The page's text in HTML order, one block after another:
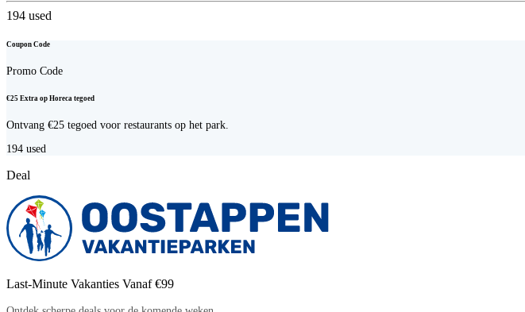
194 used
Coupon Code
Promo Code
€25 Extra op Horeca tegoed
Ontvang €25 tegoed voor restaurants op het park.
194 used
Deal
Last-Minute Vakanties Vanaf €99